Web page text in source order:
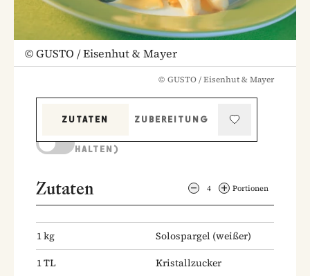
©GUSTO / Eisenhut & Mayer
© GUSTO / Eisenhut & Mayer
ZUTATEN
ZUBEREITUNG
HALTEN)
Zutaten 4 Portionen
1kg Solospargel (weißer)
1TL
Kristallzucker